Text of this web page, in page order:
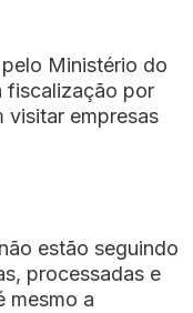
Ministério do
fiscalização por
visitar empresas
estão seguindo
processadas e
mesmo a